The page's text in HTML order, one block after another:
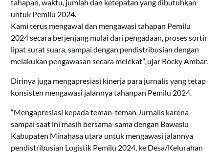
tahapan, waktu, jumlah dan ketepatan yang dibutuhkan
untuk Pemilu 2024.
Kami terus mengawal dan mengawasi tahapan Pemilu
2024 secara berjenjang mulai dari pengadaan, proses sortir
lipat surat suara, sampai dengan pendistribusian dengan
melakukan pengawasan secara melekat”, ujar Rocky Ambar.
Dirinya juga mengapresiasi kinerja para jurnalis yang tetap
konsisten mengawasi jalannya tahanpan Pemilu 2024.
“Mengapresiasi kepada teman-teman Jurnalis karena
sampai saat ini masih bersama-sama dengan Bawaslu
Kabupaten Minahasa utara untuk mengawasi jalannya
pendistribusian Logistik Pemilu 2024, ke Desa/Kelurahan